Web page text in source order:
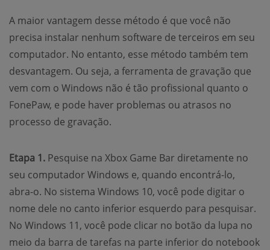
A maior vantagem desse método é que você não
precisa instalar nenhum software de terceiros em seu
computador. No entanto, esse método também tem
desvantagem. Ou seja, a ferramenta de gravação que
vem com o Windows não é tão profissional quanto o
FonePaw, e pode haver problemas ou atrasos no
processo de gravação.
Etapa 1. Pesquise na Xbox Game Bar diretamente no
seu computador Windows e, quando encontrá-lo,
abra-o. No sistema Windows 10, você pode digitar o
nome dele no canto inferior esquerdo para pesquisar.
No Windows 11, você pode clicar no botão da lupa no
meio da barra de tarefas na parte inferior do notebook